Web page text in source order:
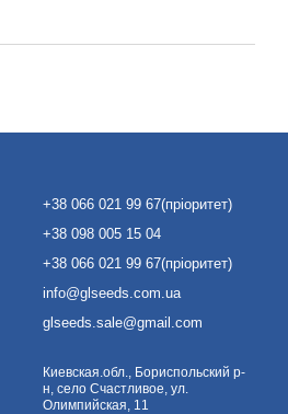
+38 066 021 99 67(пріоритет)
+38 098 005 15 04
+38 066 021 99 67(пріоритет)
info@glseeds.com.ua
glseeds.sale@gmail.com
Киевская.обл., Бориспольский р-
н, село Счастливое, ул.
Олимпийская, 11